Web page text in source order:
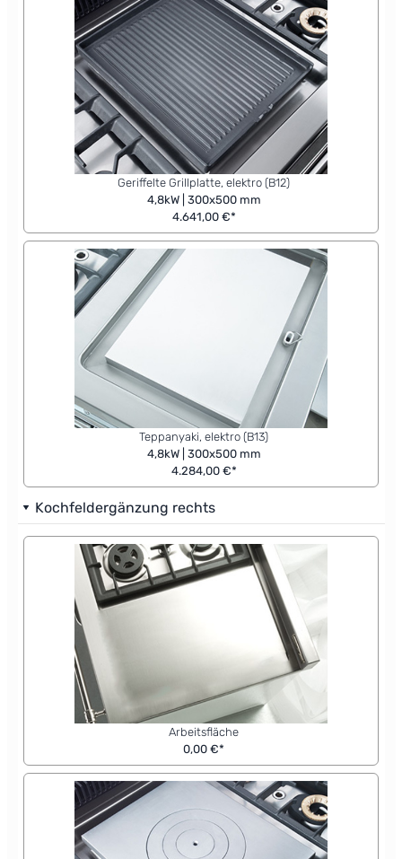
Geriffelte Grillplatte, elektro (B12)
4,8kW | 300x500 mm
4.641,00 €*
Teppanyaki, elektro (B13)
4,8kW | 300x500 mm
4.284,00 €*
Kochfeldergänzung rechts
Arbeitsfläche
0,00 €*